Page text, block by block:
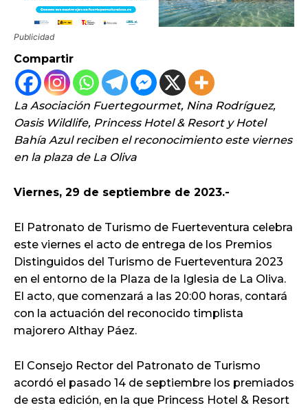
Publicidad
Compartir
La Asociación Fuertegourmet, Nina Rodríguez,
Oasis Wildlife, Princess Hotel & Resort y Hotel
Bahía Azul reciben el reconocimiento este viernes
en la plaza de La Oliva
Viernes, 29 de septiembre de 2023.-
El Patronato de Turismo de Fuerteventura celebra
este viernes el acto de entrega de los Premios
Distinguidos del Turismo de Fuerteventura 2023
en el entorno de la Plaza de la Iglesia de La Oliva.
El acto, que comenzará a las 20:00 horas, contará
con la actuación del reconocido timplista
majorero Althay Páez.
El Consejo Rector del Patronato de Turismo
acordó el pasado 14 de septiembre los premiados
de esta edición, en la que Princess Hotel & Resort